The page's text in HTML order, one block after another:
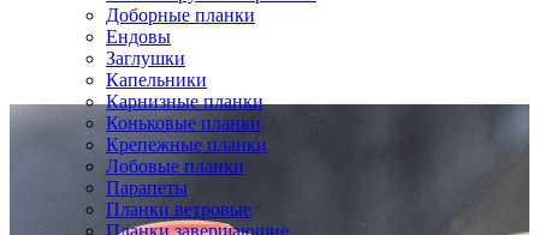
Доборные планки
Ендовы
Заглушки
Капельники
Карнизные планки
Коньковые планки
Крепежные планки
Лобовые планки
Парапеты
Планки ветровые
Планки завершающие